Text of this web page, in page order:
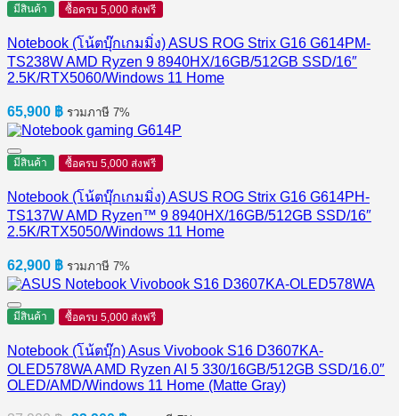
มีสินค้า ซื้อครบ 5,000 ส่งฟรี
Notebook (โน้ตบุ๊กเกมมิ่ง) ASUS ROG Strix G16 G614PM-
TS238W AMD Ryzen 9 8940HX/16GB/512GB SSD/16″
2.5K/RTX5060/Windows 11 Home
65,900 ฿ รวมภาษี 7%
มีสินค้า ซื้อครบ 5,000 ส่งฟรี
Notebook (โน้ตบุ๊กเกมมิ่ง) ASUS ROG Strix G16 G614PH-
TS137W AMD Ryzen™ 9 8940HX/16GB/512GB SSD/16″
2.5K/RTX5050/Windows 11 Home
62,900 ฿ รวมภาษี 7%
มีสินค้า ซื้อครบ 5,000 ส่งฟรี
Notebook (โน้ตบุ๊ก) Asus Vivobook S16 D3607KA-
OLED578WA AMD Ryzen AI 5 330/16GB/512GB SSD/16.0″
OLED/AMD/Windows 11 Home (Matte Gray)